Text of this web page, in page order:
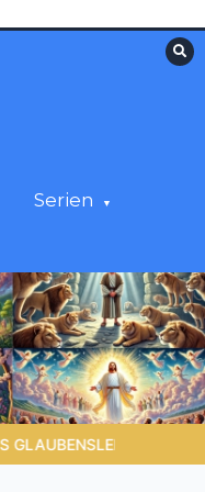
Serien
6.4 Die Gabe der